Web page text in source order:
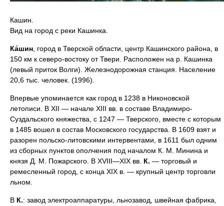
Кашин.
Вид на город с реки Кашинка.
Ка́шин , город в Тверской области, центр Кашинского района, в
150 км к северо-востоку от Твери. Расположен на р. Кашинка
(левый приток Волги). Железнодорожная станция. Население
20,6 тыс. человек. (1996).
Впервые упоминается как город в 1238 в Никоновской
летописи. В XII — начале XIII вв. в составе Владимиро-
Суздальского княжества, с 1247 — Тверского, вместе с которым
в 1485 вошел в состав Московского государства. В 1609 взят и
разорен польско-литовскими интервентами, в 1611 был одним
из сборных пунктов ополчения под началом К. М. Минина и
князя Д. М. Пожарского. В XVIII—XIX вв. К. — торговый и
ремесленный город, с конца XIX в. — крупный центр торговли
льном.
В К.: завод электроаппаратуры, льнозавод, швейная фабрика,